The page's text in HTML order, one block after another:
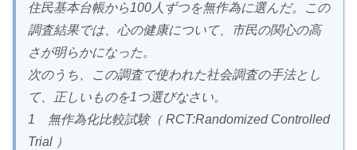
住民基本台帳から100人ずつを無作為に選んだ。この
調査結果では、心の健康について、市民の関心の高
さが明らかになった。
次のうち、この調査で使われた社会調査の手法とし
て、正しいものを1つ選びなさい。
1 無作為化比較試験（ RCT:Randomized Controlled
Trial ）